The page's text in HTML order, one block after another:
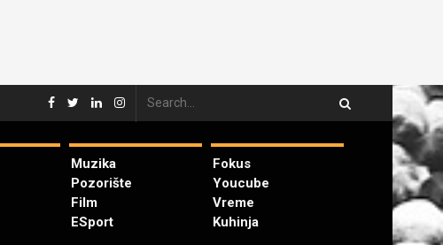
Muzika
Pozorište
Film
ESport
Fokus
Youcube
Vreme
Kuhinja